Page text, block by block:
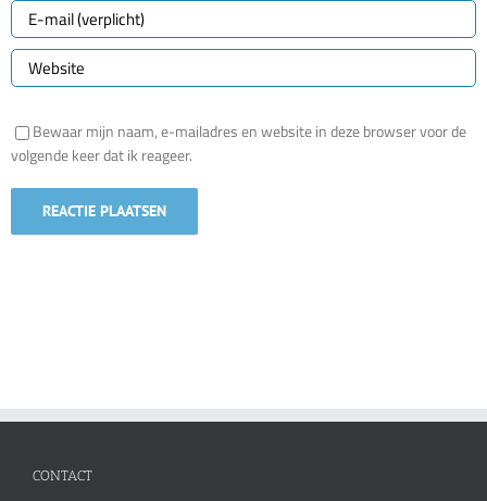
Bewaar mijn naam, e-mailadres en website in deze browser voor de
volgende keer dat ik reageer.
CONTACT